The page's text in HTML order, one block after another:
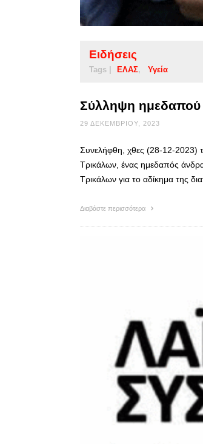
Ειδήσεις
Tags | ΕΛΑΣ Υγεία
Σύλληψη ημεδαπού
29 ΔΕΚΕΜΒΡΊΟΥ, 2023
Συνελήφθη, χθες (28-12-2023)
Τρικάλων, ένας ημεδαπός
Τρικάλων για το αδίκημα της
Διαβάστε περισσότερα